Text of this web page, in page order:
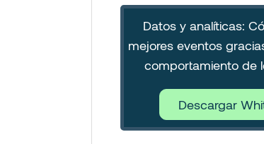
Datos y analíticas:
mejores eventos
comportamiento de
Descargar